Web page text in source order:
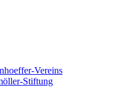
Vereins
Stiftung